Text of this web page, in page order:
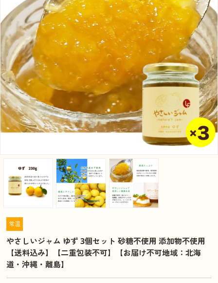
常温
やさしいジャム ゆず 3個セット 砂糖不使用 添加物不使用
【送料込み】【二重包装不可】【お届け不可地域：北海
道・沖縄・離島】